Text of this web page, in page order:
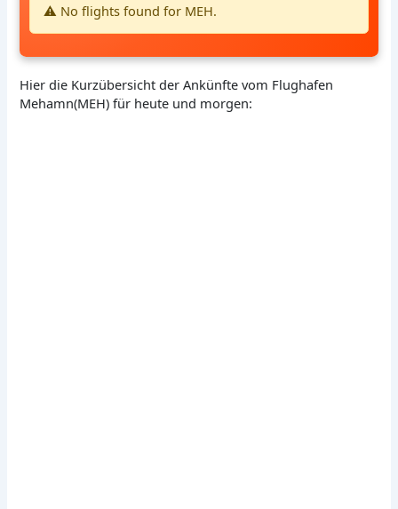
⚠️ No flights found for MEH.
Hier die Kurzübersicht der Ankünfte vom Flughafen
Mehamn(MEH) für heute und morgen: